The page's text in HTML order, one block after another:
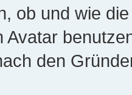
ob und wie
Avatar
den